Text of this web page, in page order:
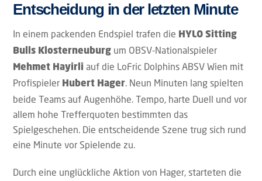
Entscheidung in der letzten Minute
In einem packenden Endspiel trafen die HYLO Sitting
Bulls Klosterneuburg um OBSV-Nationalspieler
Mehmet Hayirli auf die LoFric Dolphins ABSV Wien mit
Profispieler Hubert Hager. Neun Minuten lang spielten
beide Teams auf Augenhöhe. Tempo, harte Duell und vor
allem hohe Trefferquoten bestimmten das
Spielgeschehen. Die entscheidende Szene trug sich rund
eine Minute vor Spielende zu.
Durch eine unglückliche Aktion von Hager, starteten die